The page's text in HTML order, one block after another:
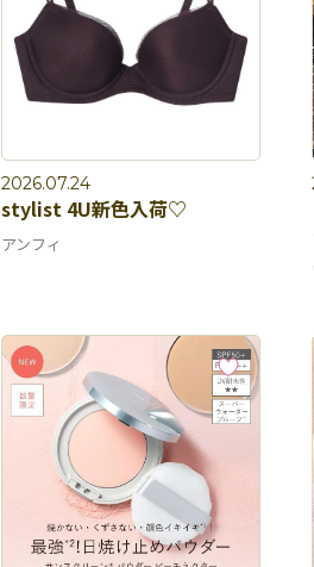
2026.07.24
stylist 4U新色入荷♡
アンフィ